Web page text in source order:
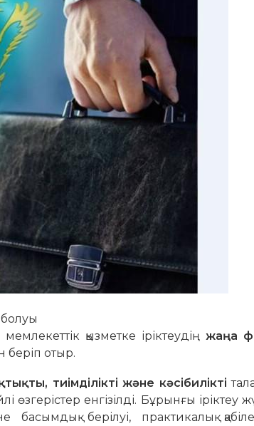
болуы
қызметке іріктеудіңжаңа
беріп отыр.
тиімділікті және кәсібилікті
өзгерістер енгізілді. Бұрынғы іріктеу
берілуі, практикалық